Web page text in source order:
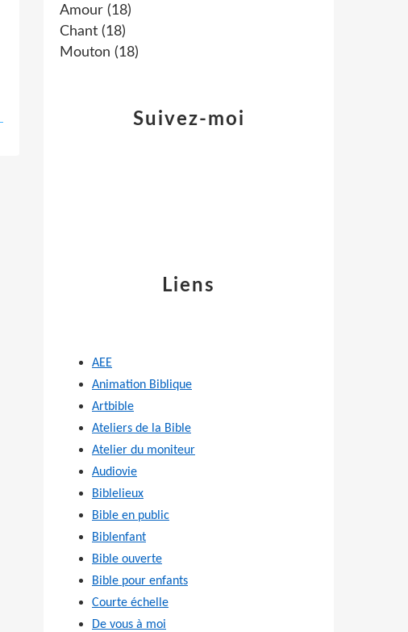
Amour (18)
Chant (18)
Mouton (18)
Suivez-moi
Liens
AEE
Animation Biblique
Artbible
Ateliers de la Bible
Atelier du moniteur
Audiovie
Biblelieux
Bible en public
Biblenfant
Bible ouverte
Bible pour enfants
Courte échelle
De vous à moi